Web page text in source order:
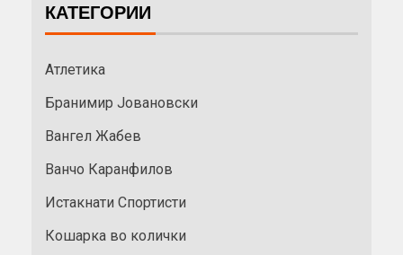
КАТЕГОРИИ
Атлетика
Бранимир Јовановски
Вангел Жабев
Ванчо Каранфилов
Истакнати Спортисти
Кошарка во колички